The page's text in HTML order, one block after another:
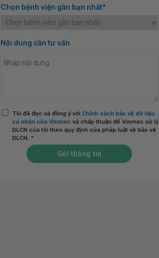
Chọn bệnh viện gần bạn nhất*
Nội dung cần tư vấn
Tôi đã đọc và đồng ý với Chính sách bảo vệ dữ liệu
cá nhân của Vinmec và chấp thuận để Vinmec xử lý
DLCN của tôi theo quy định của pháp luật về bảo vệ
DLCN. *
Gửi thông tin